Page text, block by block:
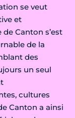
se veut
et
Canton s’est
de la
des
un seul
cultures
Canton a ainsi